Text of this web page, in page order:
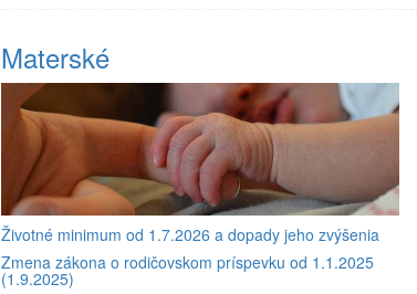
Materské
Životné minimum od 1.7.2026 a dopady jeho zvýšenia
Zmena zákona o rodičovskom príspevku od 1.1.2025
(1.9.2025)